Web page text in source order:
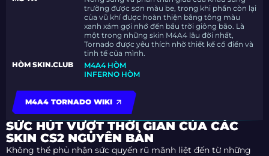
trường được sơn màu be, trong khi phần còn lại
của vũ khí được hoàn thiện bằng tông màu
xanh xám gợi nhớ đến bầu trời giông bão. Là
một trong những skin M4A4 lâu đời nhất,
Tornado được yêu thích nhờ thiết kế cổ điển và
tinh tế của mình.
HÒM SKIN.CLUB
M4A4 HÒM
INFERNO HÒM
M4A4 TORNADO WIKI
SỨC HÚT VƯỢT THỜI GIAN CỦA CÁC
SKIN CS2 NGUYÊN BẢN
Không thể phủ nhận sức quyến rũ mãnh liệt đến từ những